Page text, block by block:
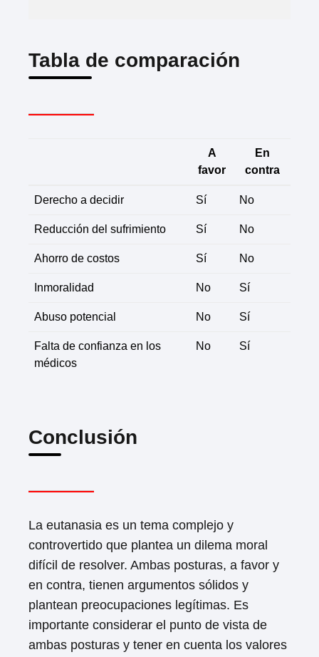
Tabla de comparación
A
favor
En
contra
Derecho a decidir Sí No
Reducción del sufrimiento Sí No
Ahorro de costos Sí No
Inmoralidad No Sí
Abuso potencial No Sí
Falta de confianza en los
médicos
No Sí
Conclusión
La eutanasia es un tema complejo y
controvertido que plantea un dilema moral
difícil de resolver. Ambas posturas, a favor y
en contra, tienen argumentos sólidos y
plantean preocupaciones legítimas. Es
importante considerar el punto de vista de
ambas posturas y tener en cuenta los valores